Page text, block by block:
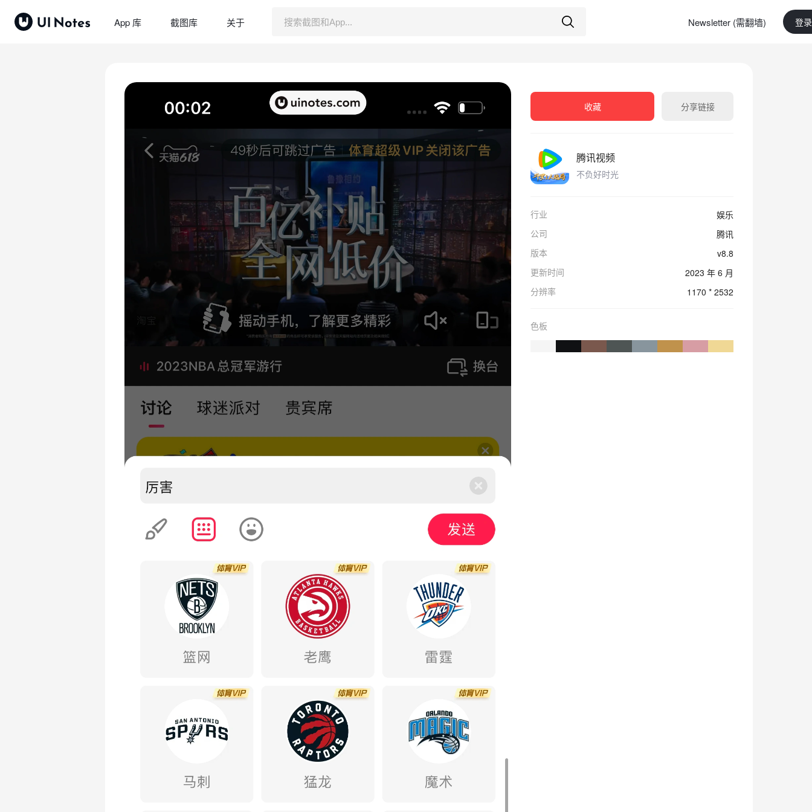
App 库 截图库 关于 Newsletter (需翻墙) 登
收藏 分享链接
腾讯视频
不负好时光
行业
娱乐
公司
腾讯
版本
v8.8
更新时间
2023 年 6 月
分辨率
1170 * 2532
色板